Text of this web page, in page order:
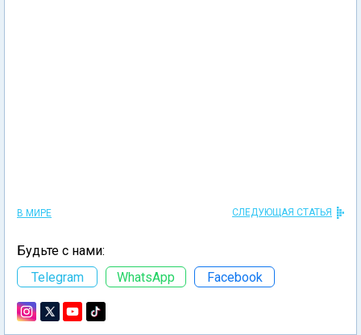
В МИРЕ СЛЕДУЮЩАЯ СТАТЬЯ
Будьте с нами:
Telegram
WhatsApp Facebook